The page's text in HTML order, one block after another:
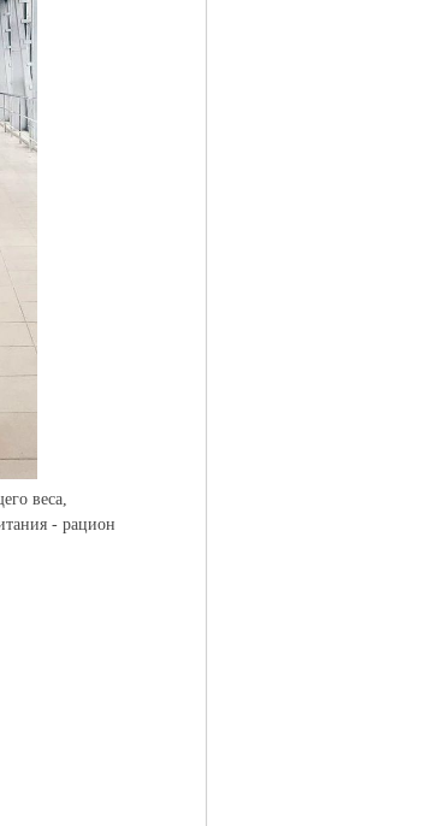
веса,
- рацион